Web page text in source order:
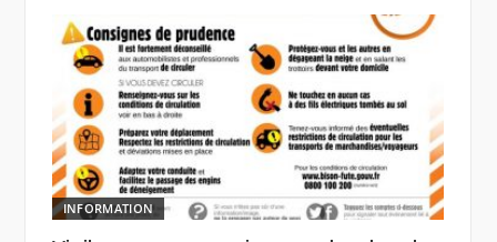
INFORMATION